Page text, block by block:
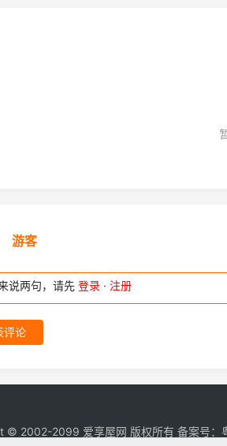
游客
说两句，请先 登录 · 注册
评论
© 2002-2099 爱享屋网 版权所有 备案号：